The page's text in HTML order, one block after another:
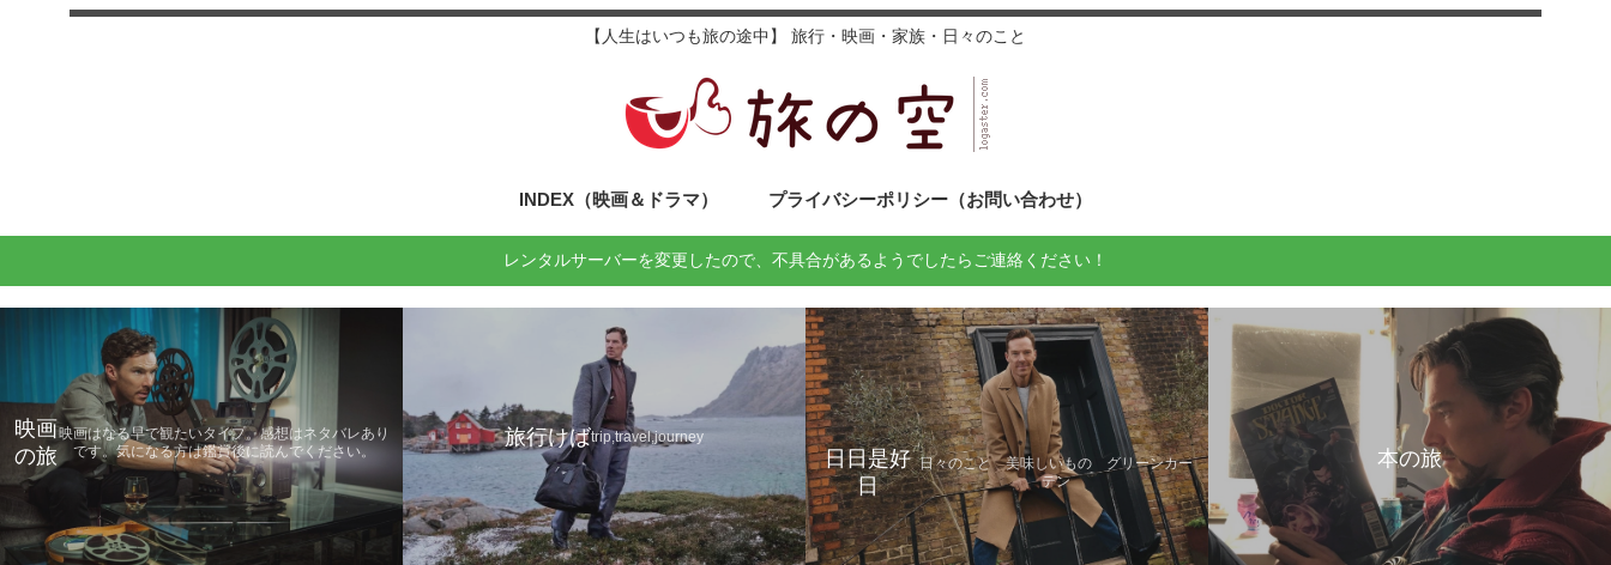
【人生はいつも旅の途中】 旅行・映画・家族・日々のこと
INDEX（映画＆ドラマ） プライバシーポリシー（お問い合わせ）
レンタルサーバーを変更したので、不具合があるようでしたらご連絡ください！
映画
の旅
映画はなる早で観たいタイプ。感想はネタバレあり
です。気になる方は鑑賞後に読んでください。
旅行けばtrip,travel,journey
日日是好
日
日々のこと 美味しいもの グリーンカー
テン
本の旅